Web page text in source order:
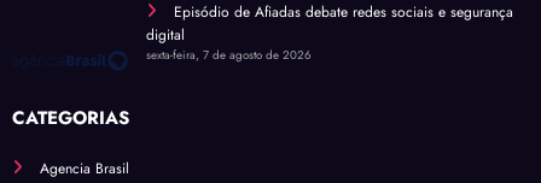
Episódio de Afiadas debate redes sociais e segurança
digital
sexta-feira, 7 de agosto de 2026
CATEGORIAS
Agencia Brasil